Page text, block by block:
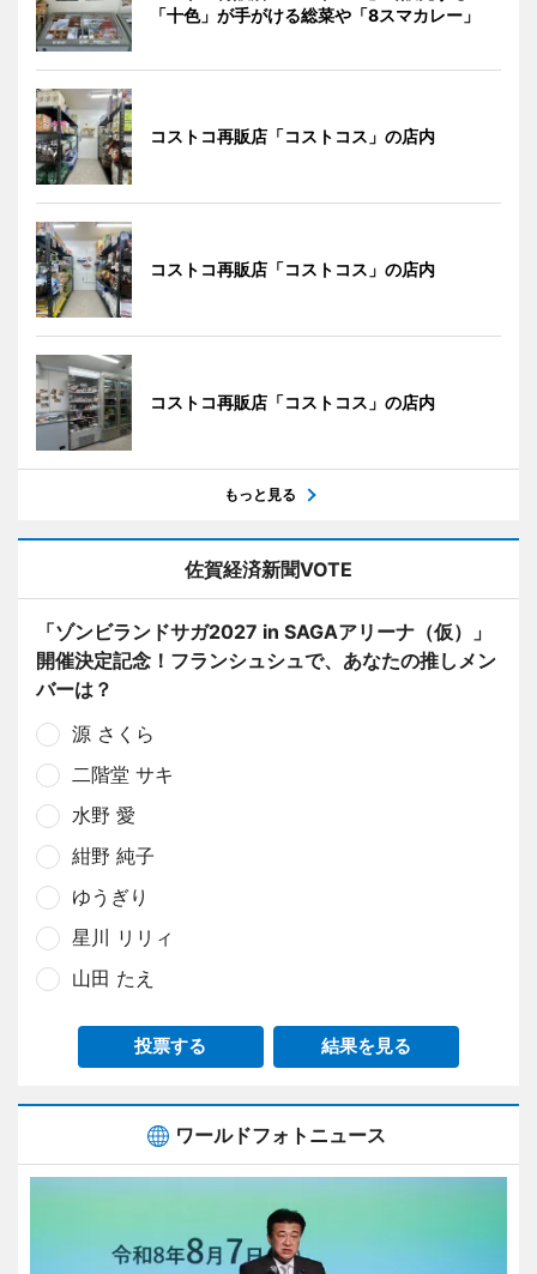
「十色」が手がける総菜や「8スマカレー」
コストコ再販店「コストコス」の店内
コストコ再販店「コストコス」の店内
コストコ再販店「コストコス」の店内
もっと見る
佐賀経済新聞VOTE
「ゾンビランドサガ2027 in SAGAアリーナ（仮）」
開催決定記念！フランシュシュで、あなたの推しメン
バーは？
源 さくら
二階堂 サキ
水野 愛
紺野 純子
ゆうぎり
星川 リリィ
山田 たえ
投票する 結果を見る
ワールドフォトニュース